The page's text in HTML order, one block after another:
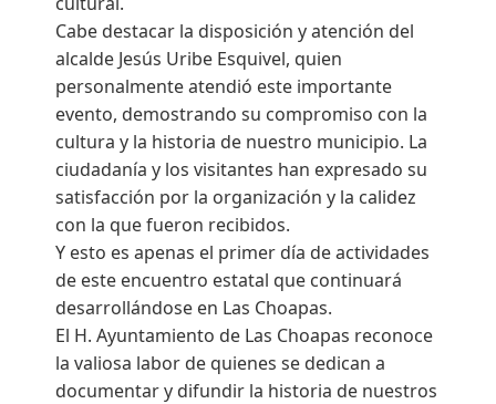
Cabe destacar la disposición y atención del
alcalde Jesús Uribe Esquivel, quien
personalmente atendió este importante
evento, demostrando su compromiso con la
cultura y la historia de nuestro municipio. La
ciudadanía y los visitantes han expresado su
satisfacción por la organización y la calidez
con la que fueron recibidos.
Y esto es apenas el primer día de actividades
de este encuentro estatal que continuará
desarrollándose en Las Choapas.
El H. Ayuntamiento de Las Choapas reconoce
la valiosa labor de quienes se dedican a
documentar y difundir la historia de nuestros